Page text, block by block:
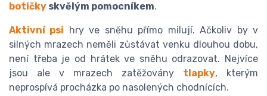
botičky skvělým pomocníkem.
Aktivní psi hry ve sněhu přímo milují. Ačkoliv by v
silných mrazech neměli zůstávat venku dlouhou dobu,
není třeba je od hrátek ve sněhu odrazovat. Nejvíce
jsou ale v mrazech zatěžovány tlapky, kterým
neprospívá procházka po nasolených chodnících.